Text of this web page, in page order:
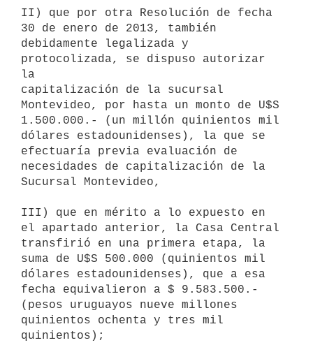
II) que por otra Resolución de fecha
30 de enero de 2013, también
debidamente legalizada y
protocolizada, se dispuso autorizar
la
capitalización de la sucursal
Montevideo, por hasta un monto de U$S
1.500.000.- (un millón quinientos mil
dólares estadounidenses), la que se
efectuaría previa evaluación de
necesidades de capitalización de la
Sucursal Montevideo,
III) que en mérito a lo expuesto en
el apartado anterior, la Casa Central
transfirió en una primera etapa, la
suma de U$S 500.000 (quinientos mil
dólares estadounidenses), que a esa
fecha equivalieron a $ 9.583.500.-
(pesos uruguayos nueve millones
quinientos ochenta y tres mil
quinientos);